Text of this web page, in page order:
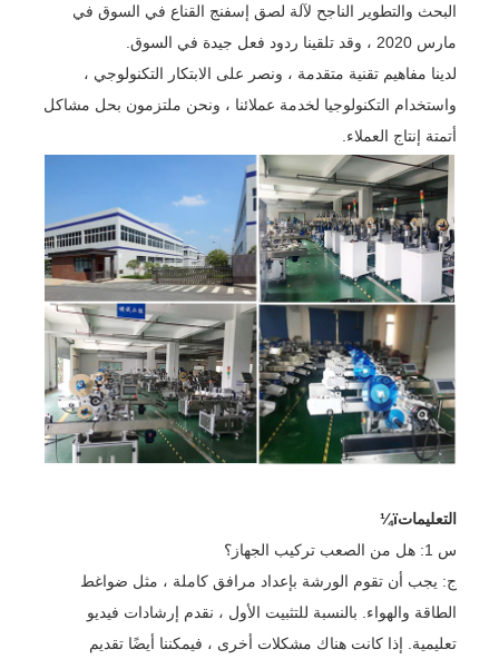
البحث والتطوير الناجح لآلة لصق إسفنج القناع في السوق في
مارس 2020 ، وقد تلقينا ردود فعل جيدة في السوق.
لدينا مفاهيم تقنية متقدمة ، ونصر على الابتكار التكنولوجي ،
واستخدام التكنولوجيا لخدمة عملائنا ، ونحن ملتزمون بحل مشاكل
أتمتة إنتاج العملاء.
التعليماتï¼
س 1: هل من الصعب تركيب الجهاز؟
ج: يجب أن تقوم الورشة بإعداد مرافق كاملة ، مثل ضواغط
الطاقة والهواء. بالنسبة للتثبيت الأول ، نقدم إرشادات فيديو
تعليمية. إذا كانت هناك مشكلات أخرى ، فيمكننا أيضًا تقديم